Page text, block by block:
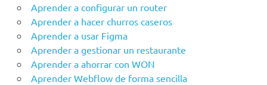
Aprender a configurar un router
Aprender a hacer churros caseros
Aprender a usar Figma
Aprender a gestionar un restaurante
Aprender a ahorrar con WON
Aprender Webflow de forma sencilla